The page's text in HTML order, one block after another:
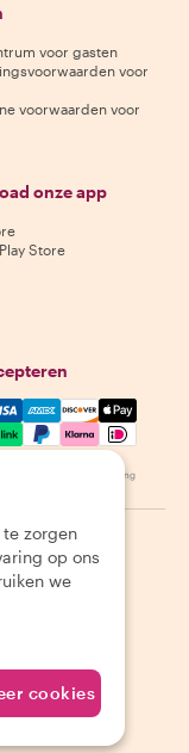
voor gasten
voor
voorwaarden voor
onze app
Store
Visa, Amex,
varieert per bestemming
Cookies
zorgen
op ons
we
cookies